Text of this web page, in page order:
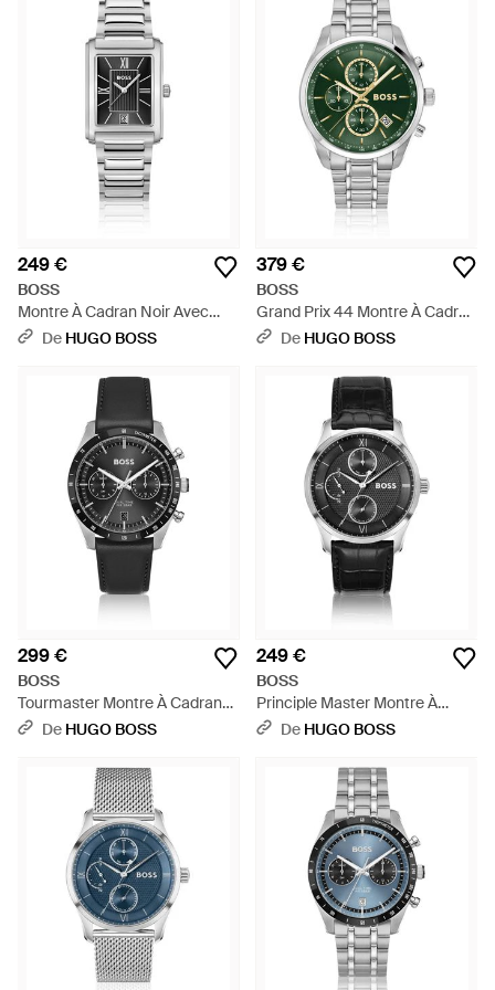
249 €
BOSS
Montre À Cadran Noir Avec
Bracelet À Maillons En H -
De HUGO BOSS
379 €
BOSS
Grand Prix 44 Montre À Cadran
Vert Et Bracelet En Acier - Vert
De HUGO BOSS
299 €
BOSS
Tourmaster Montre À Cadran
Et Bracelet En Cuir - Noir
De HUGO BOSS
249 €
BOSS
Principle Master Montre À
Cadran Texturé Et Bracelet En
De HUGO BOSS